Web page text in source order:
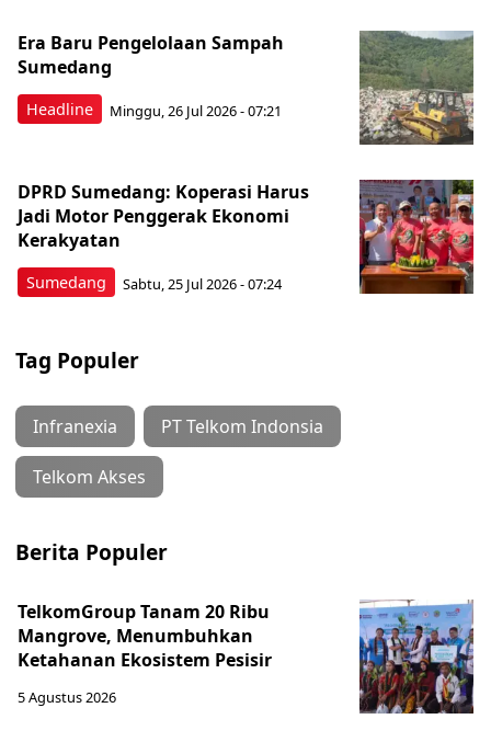
Headline
Era Baru Pengelolaan Sampah
Sumedang
Minggu, 26 Jul 2026 - 07:21
Sumedang
DPRD Sumedang: Koperasi Harus
Jadi Motor Penggerak Ekonomi
Kerakyatan
Sabtu, 25 Jul 2026 - 07:24
Tag Populer
Infranexia PT Telkom Indonsia
Telkom Akses
Berita Populer
TelkomGroup Tanam 20 Ribu
Mangrove, Menumbuhkan
Ketahanan Ekosistem Pesisir
5 Agustus 2026